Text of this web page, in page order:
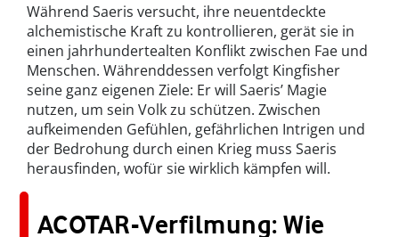
Während Saeris versucht, ihre neuentdeckte
alchemistische Kraft zu kontrollieren, gerät sie in
einen jahrhundertealten Konflikt zwischen Fae und
Menschen. Währenddessen verfolgt Kingfisher
seine ganz eigenen Ziele: Er will Saeris’ Magie
nutzen, um sein Volk zu schützen. Zwischen
aufkeimenden Gefühlen, gefährlichen Intrigen und
der Bedrohung durch einen Krieg muss Saeris
herausfinden, wofür sie wirklich kämpfen will.
ACOTAR-Verfilmung: Wie